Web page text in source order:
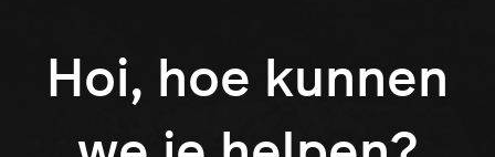
Hoi, hoe kunnen